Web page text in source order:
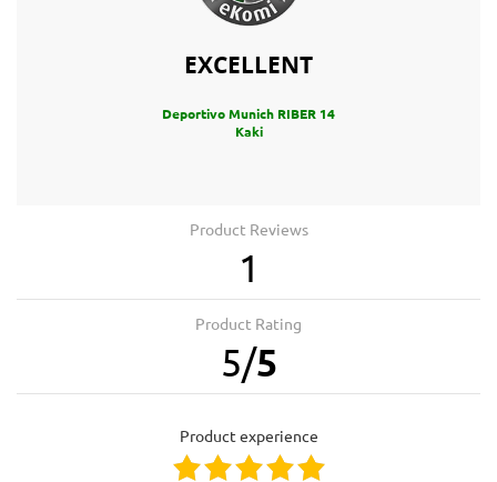
EXCELLENT
Deportivo Munich RIBER 14
Kaki
Product Reviews
1
Product Rating
5/5
product experience